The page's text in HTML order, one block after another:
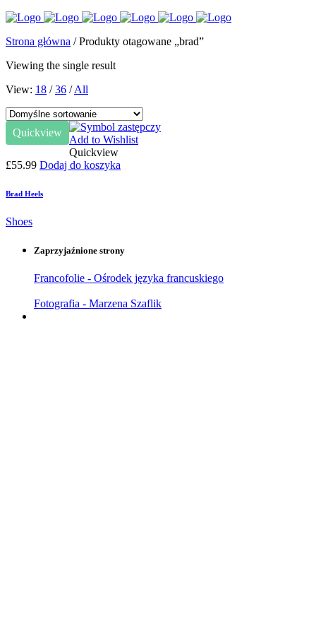
Strona główna / Produkty otagowane „brad”
Viewing the single result
View: 18 /36 /All
Quickview
Add to Wishlist
Quickview
£55.99 Dodaj do koszyka
Brad Heels
Shoes
Zaprzyjaźnione strony
Francofolie - Ośrodek języka francuskiego
Fotografia - Marzena Szaflik